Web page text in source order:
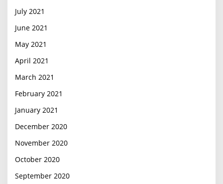
July 2021
June 2021
May 2021
April 2021
March 2021
February 2021
January 2021
December 2020
November 2020
October 2020
September 2020